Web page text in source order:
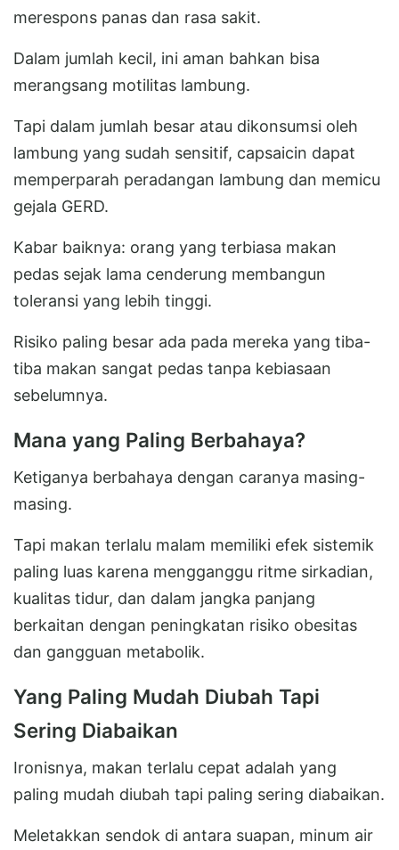
merespons panas dan rasa sakit.
Dalam jumlah kecil, ini aman bahkan bisa
merangsang motilitas lambung.
Tapi dalam jumlah besar atau dikonsumsi oleh
lambung yang sudah sensitif, capsaicin dapat
memperparah peradangan lambung dan memicu
gejala GERD.
Kabar baiknya: orang yang terbiasa makan
pedas sejak lama cenderung membangun
toleransi yang lebih tinggi.
Risiko paling besar ada pada mereka yang tiba-
tiba makan sangat pedas tanpa kebiasaan
sebelumnya.
Mana yang Paling Berbahaya?
Ketiganya berbahaya dengan caranya masing-
masing.
Tapi makan terlalu malam memiliki efek sistemik
paling luas karena mengganggu ritme sirkadian,
kualitas tidur, dan dalam jangka panjang
berkaitan dengan peningkatan risiko obesitas
dan gangguan metabolik.
Yang Paling Mudah Diubah Tapi
Sering Diabaikan
Ironisnya, makan terlalu cepat adalah yang
paling mudah diubah tapi paling sering diabaikan.
Meletakkan sendok di antara suapan, minum air